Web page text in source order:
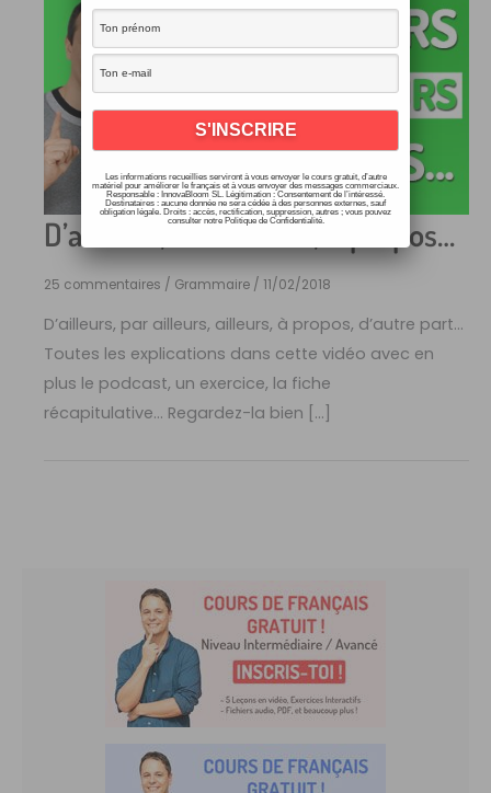
D’ailleurs, Par ailleurs, À propos…
25 commentaires / Grammaire / 11/02/2018
D’ailleurs, par ailleurs, ailleurs, à propos, d’autre part…
Toutes les explications dans cette vidéo avec en
plus le podcast, un exercice, la fiche
récapitulative… Regardez-la bien […]
Les informations recueillies serviront à vous envoyer le cours gratuit, d’autre
matériel pour améliorer le français et à vous envoyer des messages commerciaux.
Responsable : InnovaBloom SL. Légitimation : Consentement de l’intéressé.
Destinataires : aucune donnée ne sera cédée à des personnes externes, sauf
obligation légale. Droits : accès, rectification, suppression, autres ; vous pouvez
consulter notre Politique de Confidentialité.